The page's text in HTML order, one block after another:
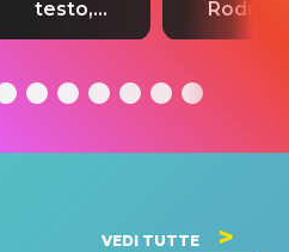
testo,
traduzione e
del singolo
testo,
VEDI TUTTE